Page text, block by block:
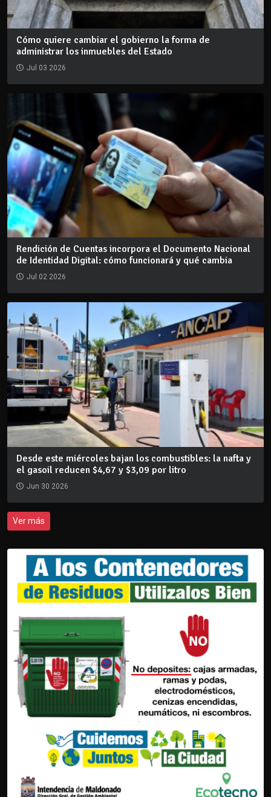
Cómo quiere cambiar el gobierno la forma de
administrar los inmuebles del Estado
Jul 03 2026
Rendición de Cuentas incorpora el Documento Nacional
de Identidad Digital: cómo funcionará y qué cambia
Jul 02 2026
Desde este miércoles bajan los combustibles: la nafta y
el gasoil reducen $4,67 y $3,09 por litro
Jun 30 2026
Ver más